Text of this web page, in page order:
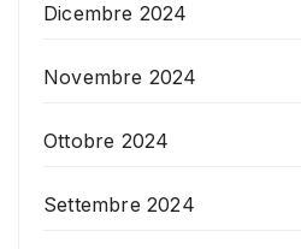
Dicembre 2024
Novembre 2024
Ottobre 2024
Settembre 2024